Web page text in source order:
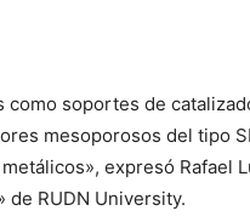
soportes de
mesoporosos del tipo
expresó Rafael
de RUDN University.